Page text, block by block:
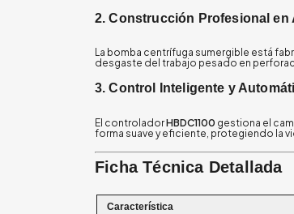
2. Construcción Profesional en
La bomba centrífuga sumergible está
desgaste del trabajo pesado en
3. Control Inteligente y
El controladorHBDC1100 gestiona el
forma suave y eficiente, protegiendo la
Ficha Técnica Detallada
Característica